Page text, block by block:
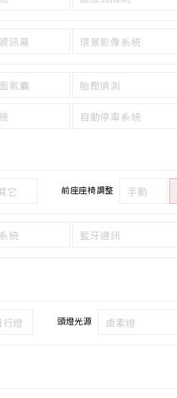
訊幕 環景影像系統
氣囊 胎壓偵測
自動停車系統
它 前座座椅調整 手動
統 藍牙通訊
行燈 頭燈光源 鹵素燈